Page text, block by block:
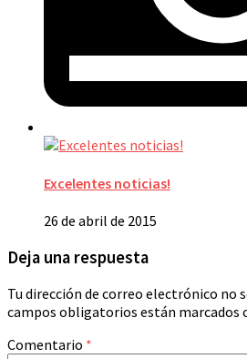
Excelentes noticias!
26 de abril de 2015
Deja una respuesta
Tu dirección de correo electrónico no
campos obligatorios están marcados
Comentario *